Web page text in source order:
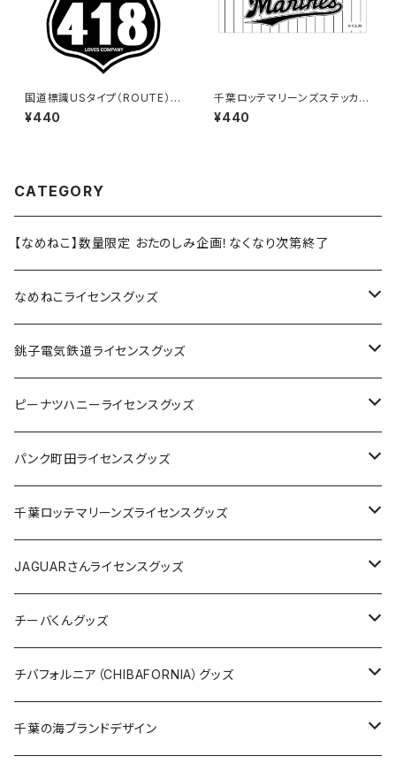
国道標識USタイプ（ROUTE）ス
テッカー 418号線（ブラック）
¥440
千葉ロッテマリーンズステッカー
9
¥440
CATEGORY
【なめねこ】数量限定 おたのしみ企画！なくなり次第終了
なめねこライセンスグッズ
Tシャツ
キャップ
ステッカー
缶バッジ
ホテルキーホルダー
銚子電気鉄道ライセンスグッズ
ステッカー
缶バッジ
アクリルキーホルダー
ホテルキーホルダー
クリアファイル
Tシャツ
キャップ
ピーナツハニーライセンスグッズ
Tシャツ
キャップ
バッグ
ステッカー
缶バッジ
キーホルダー
パンク町田ライセンスグッズ
Tシャツ
キャップ
バッグ
ステッカー
缶バッジ
千葉ロッテマリーンズライセンスグッズ
ステッカー
ステッカー
ステッカー大
缶バッジ
缶バッジ32mm
缶バッジ54mm
エコバッグ
JAGUARさんコラボグッズ
JAGUARさんライセンスグッズ
Tシャツ
ステッカー
缶バッジ
チーバくんグッズ
Tシャツ
キャップ
チバフォルニア（CHIBAFORNIA）グッズ
Tシャツ
千葉の海ブランドデザイン